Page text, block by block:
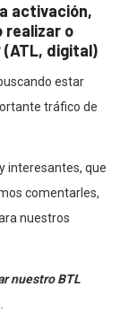
activación,
realizar o
digital)
estar
tráfico de
interesantes, que
comentarles,
nuestros
nuestro BTL